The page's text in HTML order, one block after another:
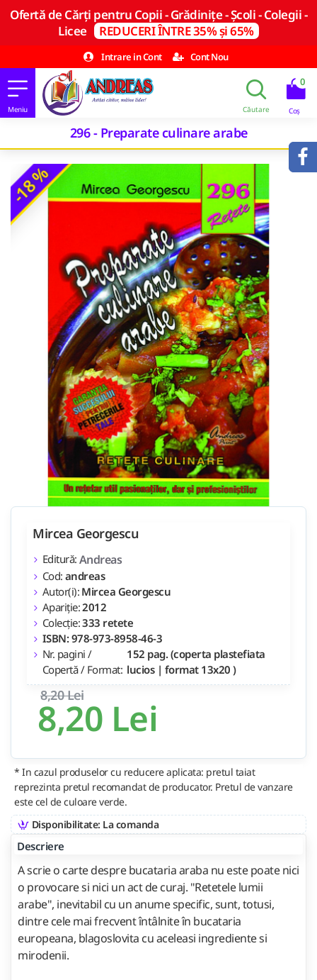
Ofertă de Cărți pentru Copii - Grădinițe - Școli - Colegii -
Licee REDUCERI ÎNTRE 35% și 65%
Intrare in Cont
Cont Nou
0
296 - Preparate culinare arabe
-18 %
8,20 Lei
8,20 Lei
Mircea Georgescu
Editură: Andreas
Cod: andreas
Autor(i): Mircea Georgescu
Apariție:2012
Colecție:333 retete
ISBN: 978-973-8958-46-3
Nr. pagini /
Copertă / Format:
152 pag. (coperta plastefiata
lucios | format 13x20 )
* In cazul produselor cu reducere aplicata: pretul taiat
reprezinta pretul recomandat de producator. Pretul de vanzare
este cel de culoare verde.
Disponibilitate: La comanda
Descriere
A scrie o carte despre bucataria araba nu este poate nici
o provocare si nici un act de curaj. "Retetele lumii
arabe", inevitabil cu un anume specific, sunt, totusi,
dintre cele mai frecvent întâlnite în bucataria
europeana, blagoslovita cu aceleasi ingrediente si
mirodenii.